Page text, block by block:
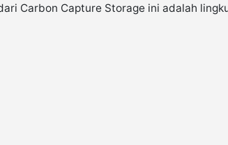
Carbon Capture Storage ini adalah